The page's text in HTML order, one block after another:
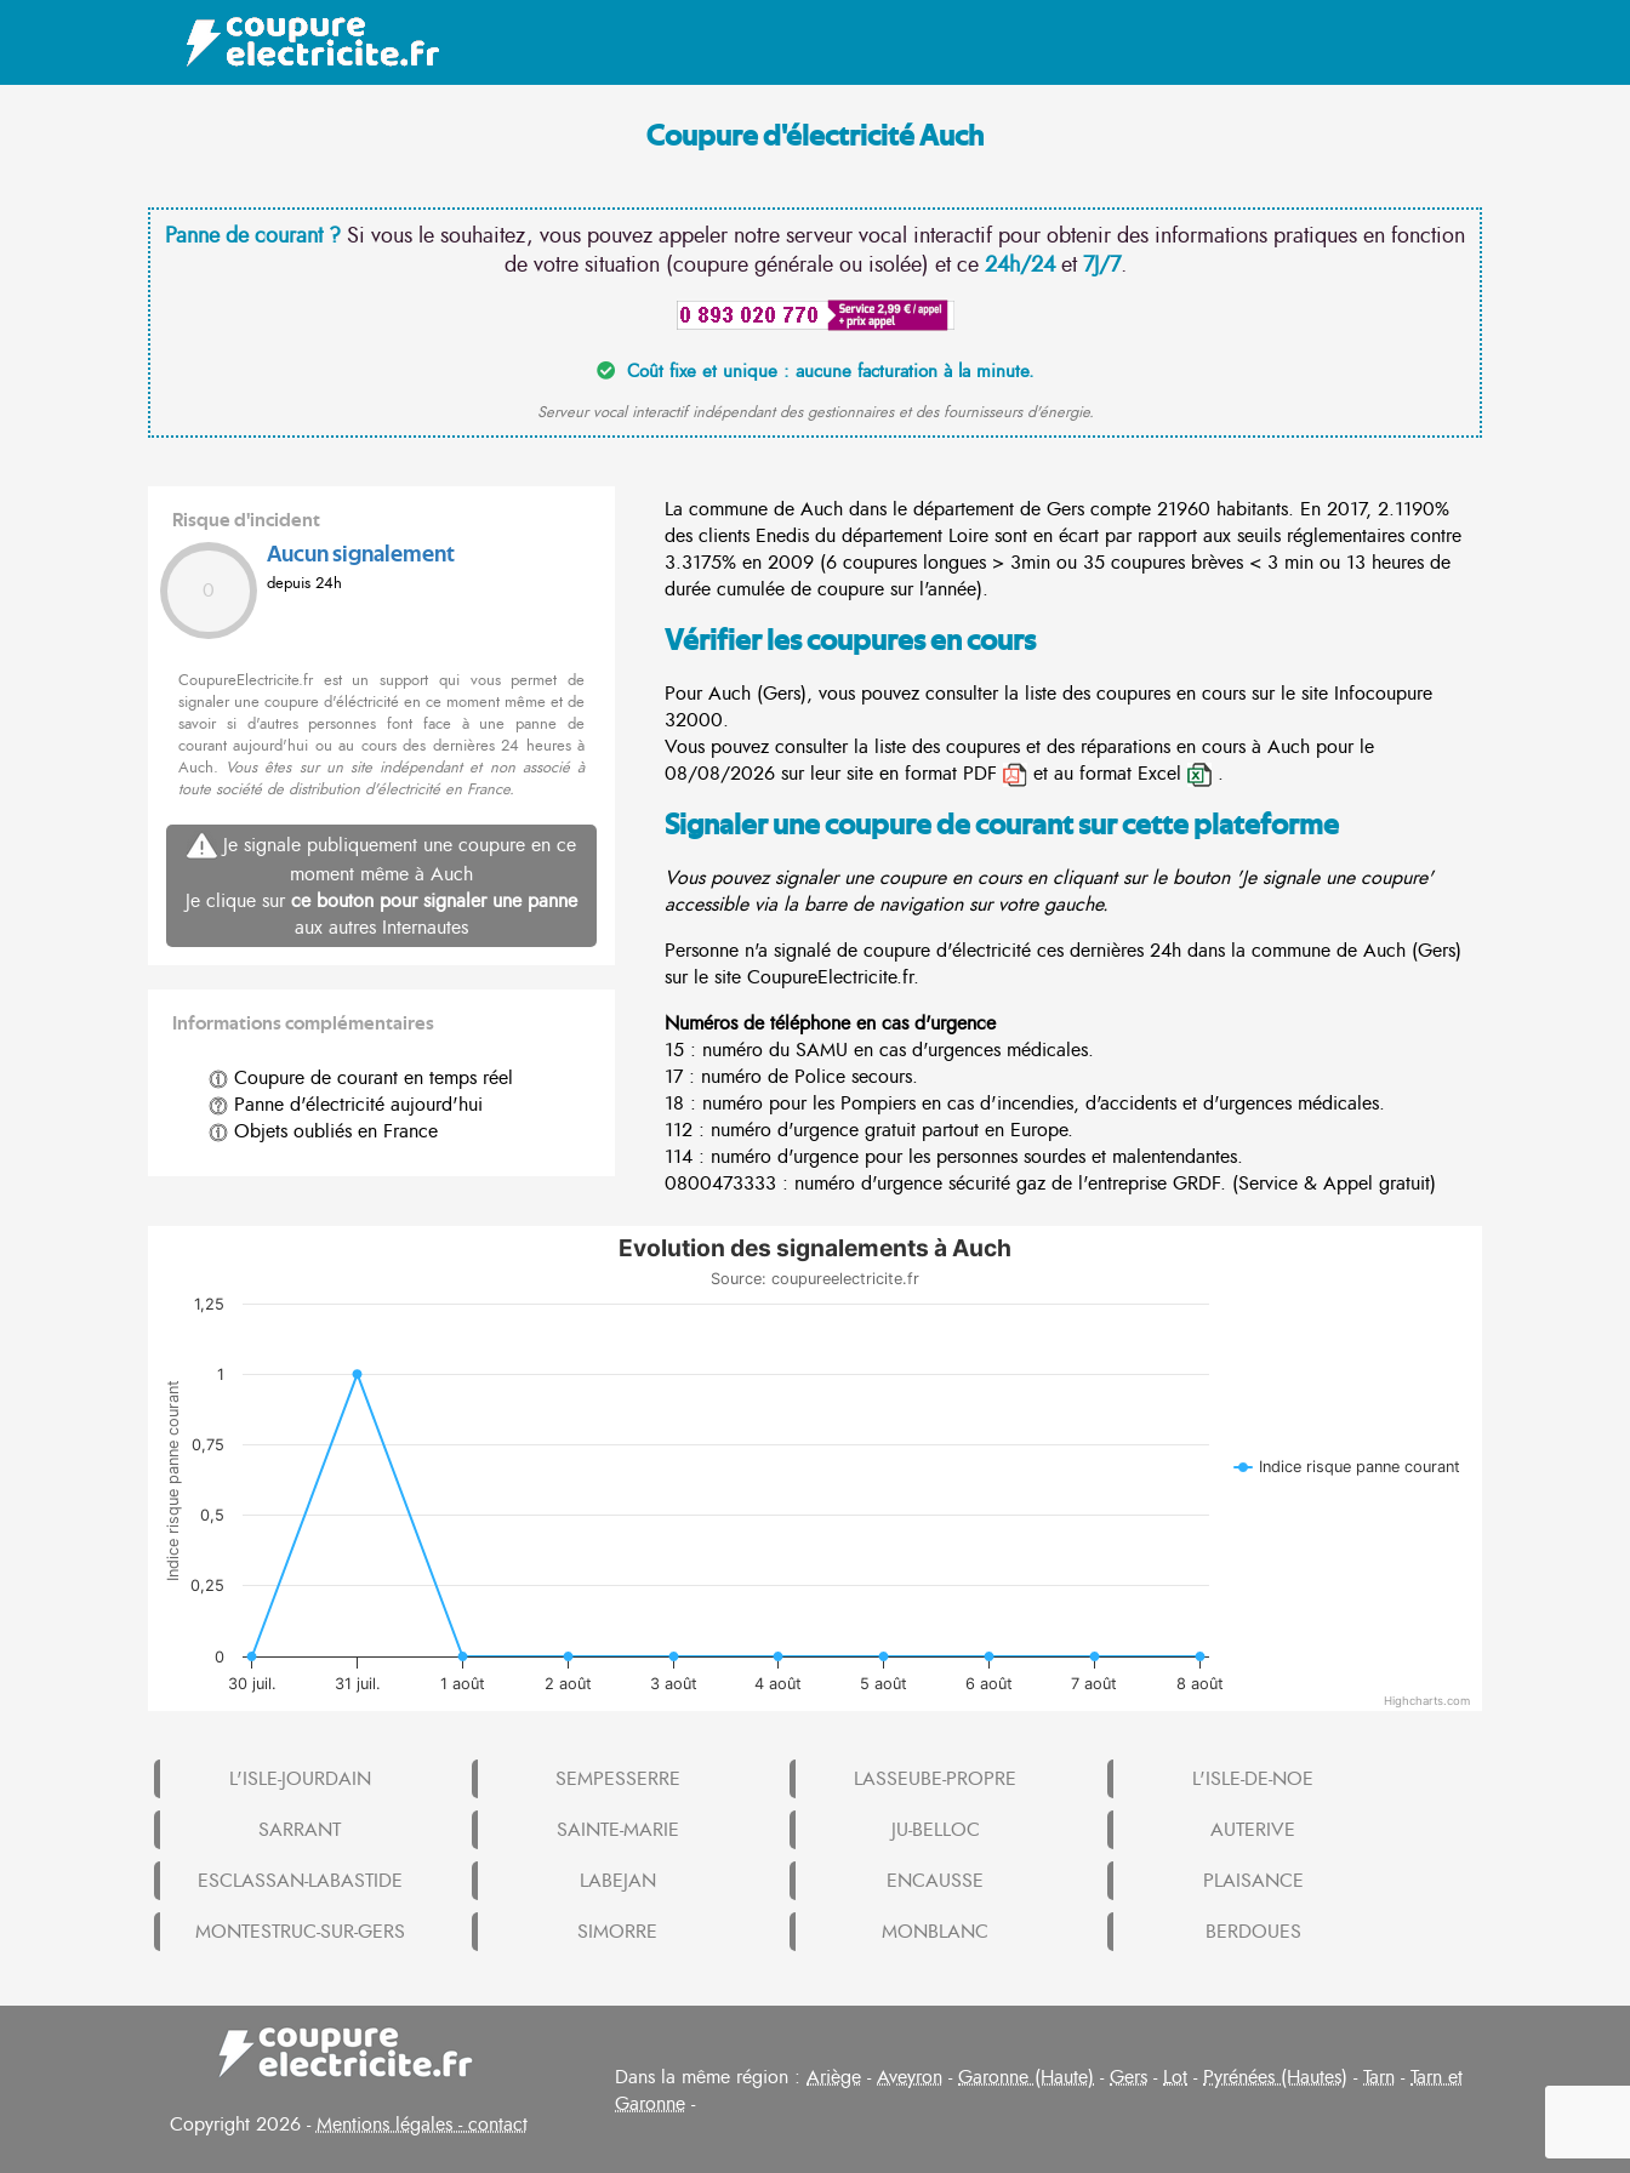
Coupure d'électricité Auch
Panne de courant ? Si vous le souhaitez, vous pouvez appeler notre serveur vocal interactif pour obtenir des informations pratiques en fonction
de votre situation (coupure générale ou isolée) et ce 24h/24et7J/7.
Coût fixe et unique : aucune facturation à la minute.
Serveur vocal interactif indépendant des gestionnaires et des fournisseurs d'énergie.
Risque d'incident
0
Aucun signalement
depuis 24h
CoupureElectricite.fr est un support qui vous permet de
signaler une coupure d'éléctricité en ce moment même et de
savoir si d'autres personnes font face à une panne de
courant aujourd'hui ou au cours des dernières 24 heures à
Auch. Vous êtes sur un site indépendant et non associé à
toute société de distribution d'électricité en France.
Je signale publiquement une coupure en ce
moment même à Auch
Je clique sur ce bouton pour signaler une panne
aux autres Internautes
Informations complémentaires
Coupure de courant en temps réel
Panne d'électricité aujourd'hui
Objets oubliés en France
La commune de Auch dans le département de Gers compte 21960 habitants. En 2017, 2.1190%
des clients Enedis du département Loire sont en écart par rapport aux seuils réglementaires contre
3.3175% en 2009 (6 coupures longues > 3min ou 35 coupures brèves < 3 min ou 13 heures de
durée cumulée de coupure sur l'année).
Vérifier les coupures en cours
Pour Auch (Gers), vous pouvez consulter la liste des coupures en cours sur le site Infocoupure
32000.
Vous pouvez consulter la liste des coupures et des réparations en cours à Auch pour le
08/08/2026 sur leur site en format PDF
et au format Excel .
Signaler une coupure de courant sur cette plateforme
Vous pouvez signaler une coupure en cours en cliquant sur le bouton 'Je signale une coupure'
accessible via la barre de navigation sur votre gauche.
Personne n'a signalé de coupure d'électricité ces dernières 24h dans la commune de Auch (Gers)
sur le site CoupureElectricite.fr.
Numéros de téléphone en cas d'urgence
15 : numéro du SAMU en cas d'urgences médicales.
17 : numéro de Police secours.
18 : numéro pour les Pompiers en cas d'incendies, d'accidents et d'urgences médicales.
112 : numéro d'urgence gratuit partout en Europe.
114 : numéro d'urgence pour les personnes sourdes et malentendantes.
0800473333 : numéro d'urgence sécurité gaz de l'entreprise GRDF. (Service & Appel gratuit)
Indice risque panne courant
Evolution des signalements à Auch
Source: coupureelectricite.fr
Indice risque panne courant
30 juil. 31 juil. 1 août 2 août 3 août 4 août 5 août 6 août 7 août 8 août
0
0,25
0,5
0,75
1
1,25
Highcharts.com
L'ISLE-JOURDAIN SEMPESSERRE LASSEUBE-PROPRE
L'ISLE-DE-NOE
SARRANT
SAINTE-MARIE JU-BELLOC
AUTERIVE
ESCLASSAN-LABASTIDE
LABEJAN ENCAUSSE
PLAISANCE
MONTESTRUC-SUR-GERS
SIMORRE MONBLANC BERDOUES
Copyright 2026 -Mentions légales - contact
Dans la même région : Ariège -Aveyron -Garonne (Haute) -Gers -Lot -Pyrénées (Hautes) -Tarn -Tarn et
Garonne -